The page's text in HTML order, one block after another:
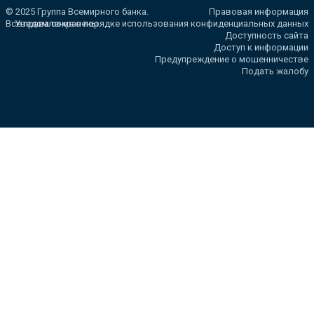
© 2025 Группа Всемирного банка.
Все права сохранены.
Правовая информация
Уведомление о порядке использования конфиденциальных данных
Доступность сайта
Доступ к информации
Предупреждение о мошенничестве
Подать жалобу